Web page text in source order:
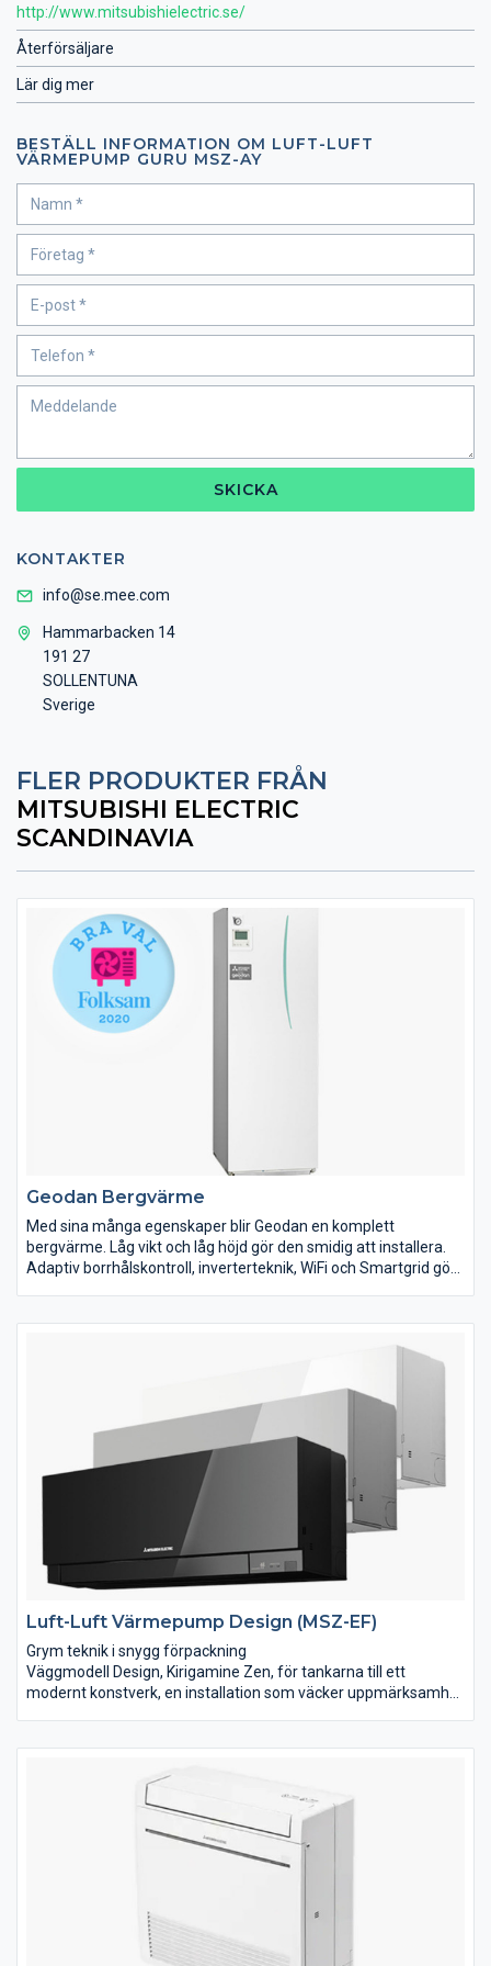
http://www.mitsubishielectric.se/
Återförsäljare
Lär dig mer
BESTÄLL INFORMATION OM LUFT-LUFT
VÄRMEPUMP GURU MSZ-AY
SKICKA
KONTAKTER
info@se.mee.com
Hammarbacken 14
191 27
SOLLENTUNA
Sverige
FLER PRODUKTER FRÅN
MITSUBISHI ELECTRIC
SCANDINAVIA
Geodan Bergvärme
Med sina många egenskaper blir Geodan en komplett
bergvärme. Låg vikt och låg höjd gör den smidig att installera.
Adaptiv borrhålskontroll, inverterteknik, WiFi och Smartgrid gör
energiklass A+++ för värme blir den energisnålare och
Luft-Luft Värmepump Design (MSZ-EF)
Grym teknik i snygg förpackning
Väggmodell Design, Kirigamine Zen, för tankarna till ett
modernt konstverk, en installation som väcker uppmärksamhet
Zen till och med blir ditt hems snyggaste inredningsdetalj.
Fläktläge gör att du kan använda endast fläkten för ökad
luftcirkulation. 10°C funktionen gör den till det perfekta valet
för alla typer av hus där du vill ha en konstant och lite lägre
grundvärme även när du inte är där, för att sedan snabbt och